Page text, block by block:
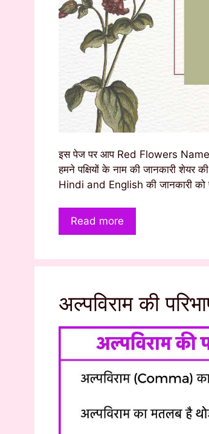
इस पेज पर आप Red Flowers Name
हमने पक्षियों के नाम की जानकारी
Hindi and English की जानकारी
Read more
अल्पविराम की